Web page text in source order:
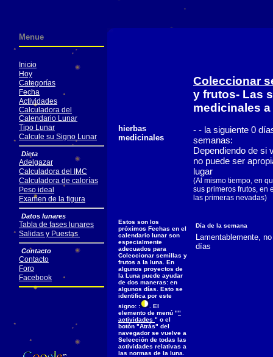
hierbas
medicinales
Coleccionar
y frutos- Las
medicinales
- - la siguiente 0
semanas:
Dependiendo de si
no puede ser
lugar
(Al mismo tiempo, en
sus primeros frutos, en
las primeras nevadas)
Estos son los
próximos Fechas en el
calendario lunar son
especialmente
adecuados para
Coleccionar semillas y
frutos a la luna. En
algunos proyectos de
la Luna puede ayudar
de dos maneras: en
algunos días. Esto se
identifica por este
signo: :
. El
elemento de menú ""
actividades " o el
botón "Atrás" del
navegador se vuelve a
Selección de todas las
actividades relativas a
las normas de la luna.
Día de la semana
Lamentablemente,
días
Menue
Inicio
Hoy
Categorías
Fecha
Actividades
Calculadora del
Calendario Lunar
Tipo Lunar
Calcule su Signo Lunar
Dieta
Adelgazar
Calculadora del IMC
Calculadora de calorías
Peso ideal
Examen de la figura
Datos lunares
Tabla de fases lunares
Salidas y Puestas
Contacto
Contacto
Foro
Facebook